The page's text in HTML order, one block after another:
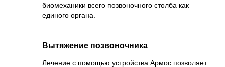
биомеханики всего позвоночного столба как
единого органа.
Вытяжение позвоночника
Лечение с помощью устройства Армос позволяет